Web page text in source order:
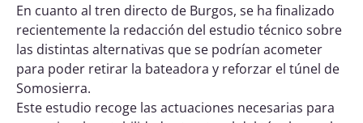
En cuanto al tren directo de Burgos, se ha finalizado
recientemente la redacción del estudio técnico sobre
las distintas alternativas que se podrían acometer
para poder retirar la bateadora y reforzar el túnel de
Somosierra.
Este estudio recoge las actuaciones necesarias para